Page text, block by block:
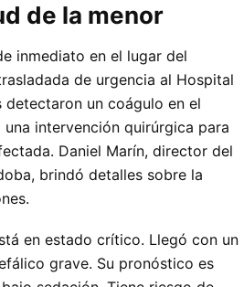
de la menor
inmediato en el lugar del
de urgencia al Hospital
un coágulo en el
intervención quirúrgica para
Daniel Marín, director del
brindó detalles sobre la
en estado crítico. Llegó con un
grave. Su pronóstico es